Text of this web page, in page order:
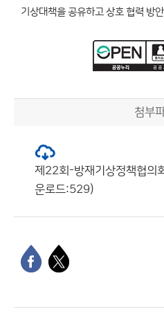
기상대책을 공유하고 상호 협력 방
첨부
제22회-방재기상정책협의
운로드:529)